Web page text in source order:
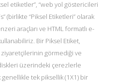
etiketler”, “web yol göstericileri
(birlikte “Piksel Etiketleri” olarak
araçları ve HTML formatlı e-
Bir Piksel Etiket,
görmediği ve
üzerindeki çerezlerle
tek piksellik (1X1) bir